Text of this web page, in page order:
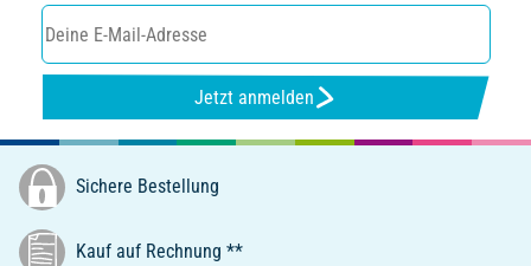
Jetzt anmelden
Sichere Bestellung
Kauf auf Rechnung **